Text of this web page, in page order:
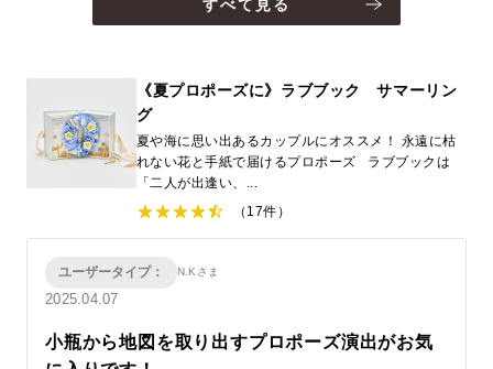
すべて見る
《夏プロポーズに》ラブブック サマーリン
グ
夏や海に思い出あるカップルにオススメ！ 永遠に枯
れない花と手紙で届けるプロポーズ ラブブックは
「二人が出逢い、...
（17件）
ユーザータイプ： N.Kさま
2025.04.07
小瓶から地図を取り出すプロポーズ演出がお気